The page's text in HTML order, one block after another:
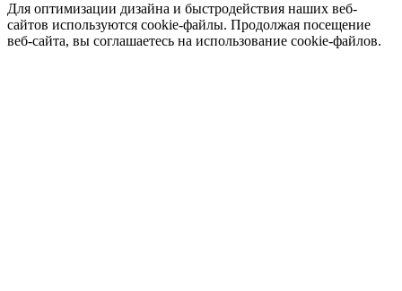
Для оптимизации дизайна и быстродействия наших веб-
сайтов используются cookie-файлы. Продолжая посещение
веб-сайта, вы соглашаетесь на использование cookie-файлов.